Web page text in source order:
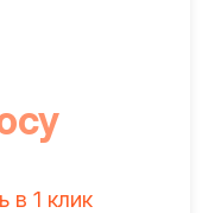
в 1 клик